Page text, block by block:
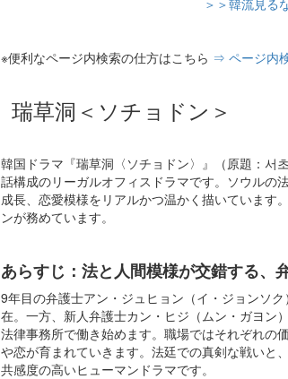
＞＞韓流見る
※便利なページ内検索の仕方はこちら ⇒ ページ内
瑞草洞＜ソチョドン＞
韓国ドラマ『瑞草洞〈ソチョドン〉』（原題：서
話構成のリーガルオフィスドラマです。ソウルの
成長、恋愛模様をリアルかつ温かく描いています
ンが務めています。
あらすじ：法と人間模様が交錯する、
9年目の弁護士アン・ジュヒョン（イ・ジョンソ
在。一方、新人弁護士カン・ヒジ（ムン・ガヨン
法律事務所で働き始めます。職場ではそれぞれの
や恋が育まれていきます。法廷での真剣な戦いと
共感度の高いヒューマンドラマです。